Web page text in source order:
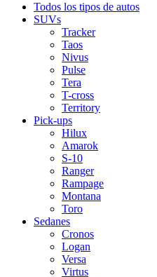
Todos los tipos de autos
SUVs
Tracker
Taos
Nivus
Pulse
Tera
T-cross
Territory
Pick-ups
Hilux
Amarok
S-10
Ranger
Rampage
Montana
Toro
Sedanes
Cronos
Logan
Versa
Virtus